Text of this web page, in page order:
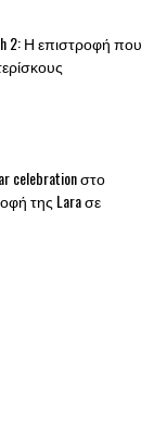
2: Η επιστροφή που
celebration στο
της Lara σε